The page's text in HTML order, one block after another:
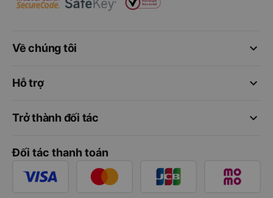
keyboard_arrow_down
Về chúng tôi
keyboard_arrow_down
Hỗ trợ
keyboard_arrow_down
Trở thành đối tác
Đối tác thanh toán